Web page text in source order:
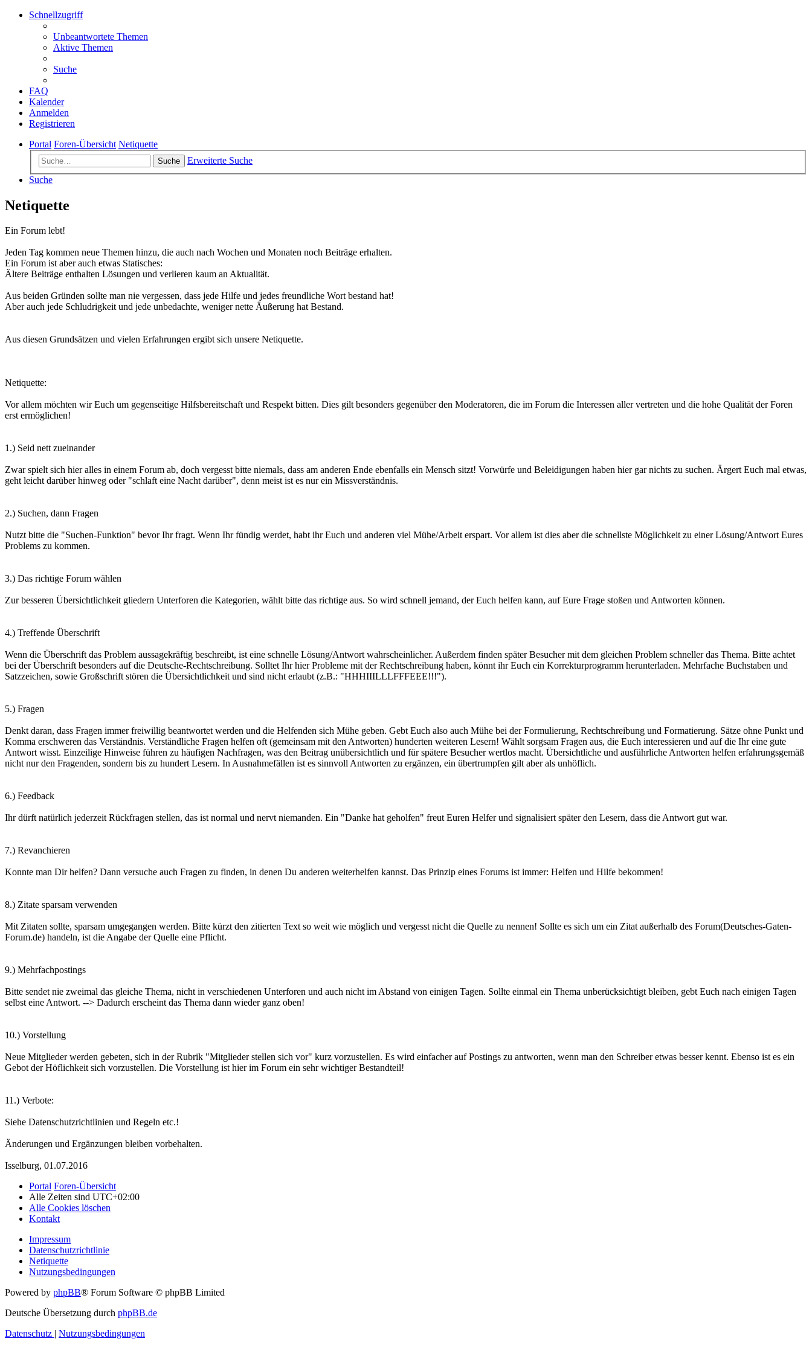
Schnellzugriff
Unbeantwortete Themen
Aktive Themen
Suche
FAQ
Kalender
Anmelden
Registrieren
Portal Foren-Übersicht Netiquette
Suche
Erweiterte Suche
Suche
Netiquette
Ein Forum lebt!
Jeden Tag kommen neue Themen hinzu, die auch nach Wochen und Monaten noch Beiträge erhalten.
Ein Forum ist aber auch etwas Statisches:
Ältere Beiträge enthalten Lösungen und verlieren kaum an Aktualität.
Aus beiden Gründen sollte man nie vergessen, dass jede Hilfe und jedes freundliche Wort bestand hat!
Aber auch jede Schludrigkeit und jede unbedachte, weniger nette Äußerung hat Bestand.
Aus diesen Grundsätzen und vielen Erfahrungen ergibt sich unsere Netiquette.
Netiquette:
Vor allem möchten wir Euch um gegenseitige Hilfsbereitschaft und Respekt bitten. Dies gilt besonders gegenüber den Moderatoren, die im Forum die Interessen aller vertreten und die hohe Qualität der Foren
erst ermöglichen!
1.) Seid nett zueinander
Zwar spielt sich hier alles in einem Forum ab, doch vergesst bitte niemals, dass am anderen Ende ebenfalls ein Mensch sitzt! Vorwürfe und Beleidigungen haben hier gar nichts zu suchen. Ärgert Euch mal etwas,
geht leicht darüber hinweg oder "schlaft eine Nacht darüber", denn meist ist es nur ein Missverständnis.
2.) Suchen, dann Fragen
Nutzt bitte die "Suchen-Funktion" bevor Ihr fragt. Wenn Ihr fündig werdet, habt ihr Euch und anderen viel Mühe/Arbeit erspart. Vor allem ist dies aber die schnellste Möglichkeit zu einer Lösung/Antwort Eures
Problems zu kommen.
3.) Das richtige Forum wählen
Zur besseren Übersichtlichkeit gliedern Unterforen die Kategorien, wählt bitte das richtige aus. So wird schnell jemand, der Euch helfen kann, auf Eure Frage stoßen und Antworten können.
4.) Treffende Überschrift
Wenn die Überschrift das Problem aussagekräftig beschreibt, ist eine schnelle Lösung/Antwort wahrscheinlicher. Außerdem finden später Besucher mit dem gleichen Problem schneller das Thema. Bitte achtet
bei der Überschrift besonders auf die Deutsche-Rechtschreibung. Solltet Ihr hier Probleme mit der Rechtschreibung haben, könnt ihr Euch ein Korrekturprogramm herunterladen. Mehrfache Buchstaben und
Satzzeichen, sowie Großschrift stören die Übersichtlichkeit und sind nicht erlaubt (z.B.: "HHHIIILLLFFFEEE!!!").
5.) Fragen
Denkt daran, dass Fragen immer freiwillig beantwortet werden und die Helfenden sich Mühe geben. Gebt Euch also auch Mühe bei der Formulierung, Rechtschreibung und Formatierung. Sätze ohne Punkt und
Komma erschweren das Verständnis. Verständliche Fragen helfen oft (gemeinsam mit den Antworten) hunderten weiteren Lesern! Wählt sorgsam Fragen aus, die Euch interessieren und auf die Ihr eine gute
Antwort wisst. Einzeilige Hinweise führen zu häufigen Nachfragen, was den Beitrag unübersichtlich und für spätere Besucher wertlos macht. Übersichtliche und ausführliche Antworten helfen erfahrungsgemäß
nicht nur den Fragenden, sondern bis zu hundert Lesern. In Ausnahmefällen ist es sinnvoll Antworten zu ergänzen, ein übertrumpfen gilt aber als unhöflich.
6.) Feedback
Ihr dürft natürlich jederzeit Rückfragen stellen, das ist normal und nervt niemanden. Ein "Danke hat geholfen" freut Euren Helfer und signalisiert später den Lesern, dass die Antwort gut war.
7.) Revanchieren
Konnte man Dir helfen? Dann versuche auch Fragen zu finden, in denen Du anderen weiterhelfen kannst. Das Prinzip eines Forums ist immer: Helfen und Hilfe bekommen!
8.) Zitate sparsam verwenden
Mit Zitaten sollte, sparsam umgegangen werden. Bitte kürzt den zitierten Text so weit wie möglich und vergesst nicht die Quelle zu nennen! Sollte es sich um ein Zitat außerhalb des Forum(Deutsches-Gaten-
Forum.de) handeln, ist die Angabe der Quelle eine Pflicht.
9.) Mehrfachpostings
Bitte sendet nie zweimal das gleiche Thema, nicht in verschiedenen Unterforen und auch nicht im Abstand von einigen Tagen. Sollte einmal ein Thema unberücksichtigt bleiben, gebt Euch nach einigen Tagen
selbst eine Antwort. --> Dadurch erscheint das Thema dann wieder ganz oben!
10.) Vorstellung
Neue Mitglieder werden gebeten, sich in der Rubrik "Mitglieder stellen sich vor" kurz vorzustellen. Es wird einfacher auf Postings zu antworten, wenn man den Schreiber etwas besser kennt. Ebenso ist es ein
Gebot der Höflichkeit sich vorzustellen. Die Vorstellung ist hier im Forum ein sehr wichtiger Bestandteil!
11.) Verbote:
Siehe Datenschutzrichtlinien und Regeln etc.!
Änderungen und Ergänzungen bleiben vorbehalten.
Isselburg, 01.07.2016
Portal Foren-Übersicht
Alle Zeiten sind UTC+02:00
Alle Cookies löschen
Kontakt
Impressum
Datenschutzrichtlinie
Netiquette
Nutzungsbedingungen
Powered by phpBB® Forum Software © phpBB Limited
Deutsche Übersetzung durch phpBB.de
Datenschutz | Nutzungsbedingungen